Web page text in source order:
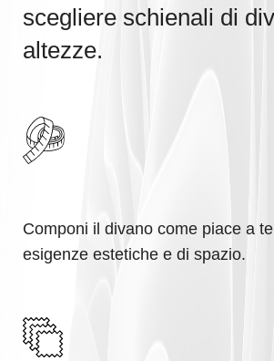
scegliere schienali di
altezze.
Componi il divano come piace a
esigenze estetiche e di spazio.